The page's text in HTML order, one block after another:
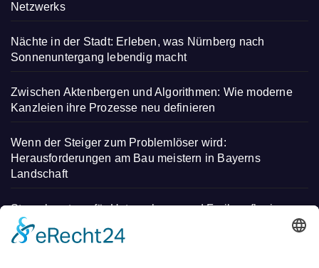
Netzwerks
Nächte in der Stadt: Erleben, was Nürnberg nach
Sonnenuntergang lebendig macht
Zwischen Aktenbergen und Algorithmen: Wie moderne
Kanzleien ihre Prozesse neu definieren
Wenn der Steiger zum Problemlöser wird:
Herausforderungen am Bau meistern in Bayerns
Landschaft
Steuerberatung für Unternehmen und Freiberufler in
Deggendorf